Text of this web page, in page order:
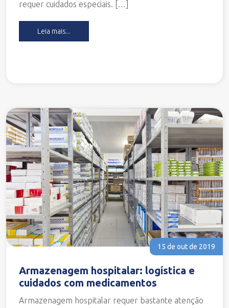
requer cuidados especiais. […]
Leia mais...
15 de out de 2019
Armazenagem hospitalar: logística e
cuidados com medicamentos
Armazenagem hospitalar requer bastante atenção